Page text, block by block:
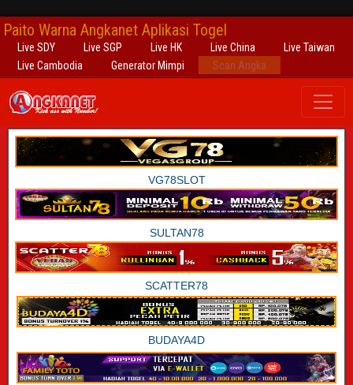
Paito Warna Angkanet Aplikasi Togel
Live SDY Live SGP Live HK Live China
Live Taiwan
Live Cambodia
Generator Mimpi Scan Angka
VG78SLOT
SULTAN78
SCATTER78
BUDAYA4D